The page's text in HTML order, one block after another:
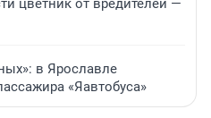
цветник от вредителей —
в Ярославле
«Яавтобуса»